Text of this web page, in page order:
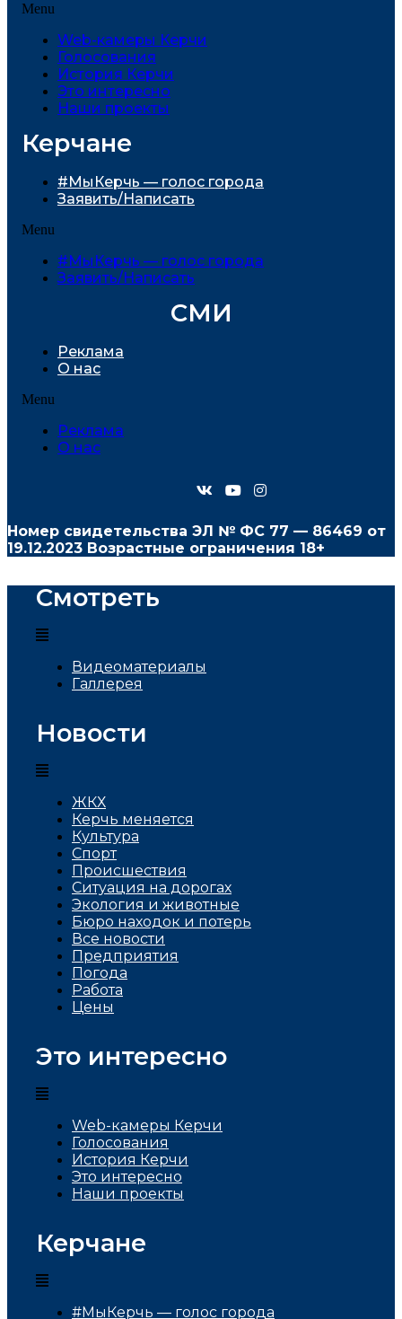
Menu
Web-камеры Керчи
Голосования
История Керчи
Это интересно
Наши проекты
Керчане
#МыКерчь — голос города
Заявить/Написать
Menu
#МыКерчь — голос города
Заявить/Написать
СМИ
Реклама
О нас
Menu
Реклама
О нас
Номер свидетельства ЭЛ № ФС 77 — 86469 от
19.12.2023 Возрастные ограничения 18+
Смотреть
Видеоматериалы
Галлерея
Новости
ЖКХ
Керчь меняется
Культура
Спорт
Проиcшествия
Ситуация на дорогах
Экология и животные
Бюро находок и потерь
Все новости
Предприятия
Погода
Работа
Цены
Это интересно
Web-камеры Керчи
Голосования
История Керчи
Это интересно
Наши проекты
Керчане
#МыКерчь — голос города